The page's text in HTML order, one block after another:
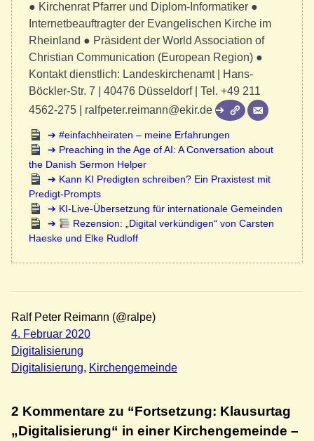
● Kirchenrat Pfarrer und Diplom-Informatiker ●
Internetbeauftragter der Evangelischen Kirche im
Rheinland ● Präsident der World Association of
Christian Communication (European Region) ●
Kontakt dienstlich: Landeskirchenamt | Hans-
Böckler-Str. 7 | 40476 Düsseldorf | Tel. +49 211
4562-275 | ralfpeter.reimann@ekir.de
#einfachheiraten – meine Erfahrungen
Preaching in the Age of AI: A Conversation about
the Danish Sermon Helper
Kann KI Predigten schreiben? Ein Praxistest mit
Predigt-Prompts
KI-Live-Übersetzung für internationale Gemeinden
Rezension: „Digital verkündigen“ von Carsten
Haeske und Elke Rudloff
Ralf Peter Reimann (@ralpe)
4. Februar 2020
Digitalisierung
Digitalisierung, Kirchengemeinde
2 Kommentare zu “Fortsetzung: Klausurtag
„Digitalisierung“ in einer Kirchengemeinde –